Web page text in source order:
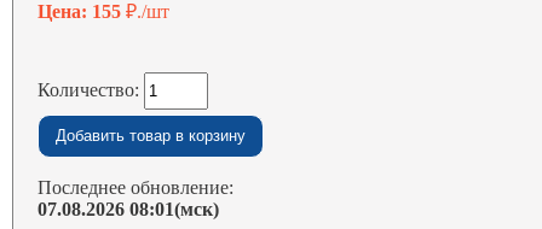
Цена: 155₽./шт
Количество:
Последнее обновление:
07.08.2026 08:01(мск)